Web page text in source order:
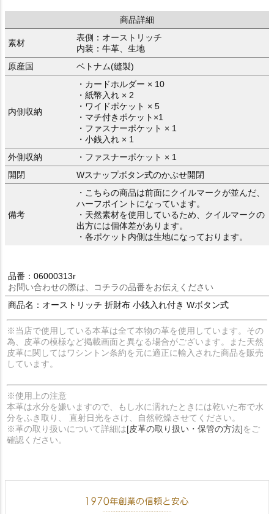
商品詳細
素材
表側：オーストリッチ
内装：牛革、生地
原産国
ベトナム(縫製)
内側収納
・カードホルダー × 10
・紙幣入れ × 2
・ワイドポケット × 5
・マチ付きポケット×1
・ファスナーポケット × 1
・小銭入れ × 1
外側収納
・ファスナーポケット × 1
開閉
Wスナップボタン式のかぶせ開閉
備考
・こちらの商品は前面にクイルマークが並んだ、
ハーフポイントになっています。
・天然素材を使用しているため、クイルマークの
出方には個体差があります。
・各ポケット内側は生地になっております。
品番：06000313r
お問い合わせの際は、コチラの品番をお伝えください
商品名：オーストリッチ 折財布 小銭入れ付き Wボタン式
※当店で使用している本革は全て本物の革を使用しています。その
為、皮革の模様など掲載画面と異なる場合がございます。また天然
皮革に関してはワシントン条約を元に適正に輸入された商品を販売
しています。
※使用上の注意
本革は水分を嫌いますので、もし水に濡れたときには乾いた布で水
分をふき取り、 直射日光をさけ、自然乾燥させてください。
※革の取り扱いについて詳細は[皮革の取り扱い・保管の方法]をご
確認ください。